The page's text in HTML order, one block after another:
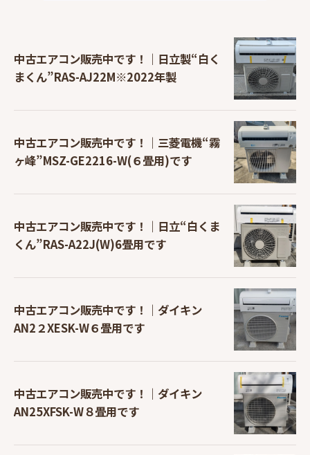
中古エアコン販売中です！｜日立製“白く
まくん”RAS-AJ22M※2022年製
中古エアコン販売中です！｜三菱電機“霧
ヶ峰”MSZ-GE2216-W(６畳用)です
中古エアコン販売中です！｜日立“白くま
くん”RAS-A22J(W)6畳用です
中古エアコン販売中です！｜ダイキン
AN2２XESK-W６畳用です
中古エアコン販売中です！｜ダイキン
AN25XFSK-W８畳用です